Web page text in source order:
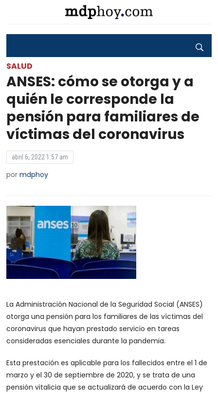
SALUD
ANSES: cómo se otorga y a
quién le corresponde la
pensión para familiares de
víctimas del coronavirus
abril 6, 2022 1:57 am
pormdphoy
La Administración Nacional de la Seguridad Social (ANSES)
otorga una pensión para los familiares de las víctimas del
coronavirus que hayan prestado servicio en tareas
consideradas esenciales durante la pandemia.
Esta prestación es aplicable para los fallecidos entre el 1 de
marzo y el 30 de septiembre de 2020, y se trata de una
pensión vitalicia que se actualizará de acuerdo con la Ley